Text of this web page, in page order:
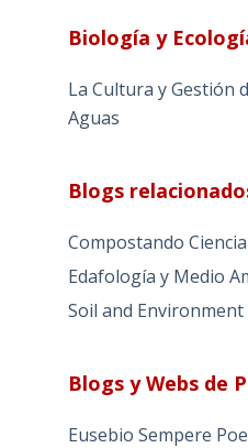
Biología y
La Cultura y Gestión
Aguas
Blogs
Compostando
Edafología y Medio
Soil and Environment
Blogs y Webs de
Eusebio Sempere